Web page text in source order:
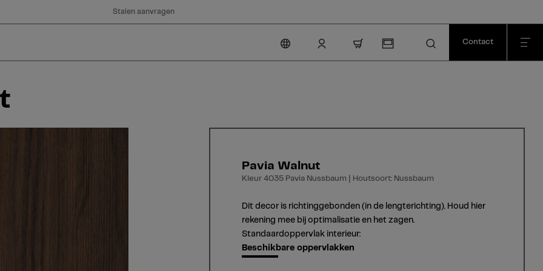
Stalen aanvragen
Contact
Pavia Walnut
Kleur 4035 Pavia Nussbaum | Houtsoort: Nussbaum
Dit decor is richtinggebonden (in de lengterichting). Houd hier
rekening mee bij optimalisatie en het zagen.
Standaardoppervlak interieur:
Beschikbare oppervlakken